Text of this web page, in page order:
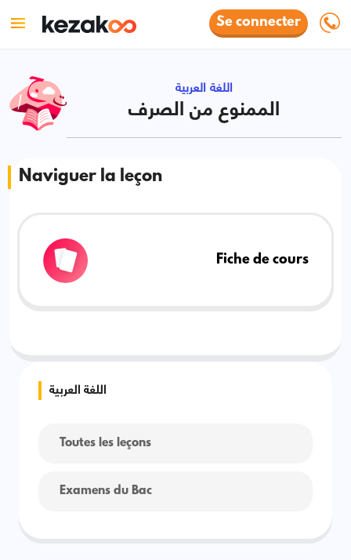
Se connecter
اللغة العربية
الممنوع من الصرف
Naviguer la leçon
Fiche de cours
اللغة العربية
Toutes les leçons
Examens du Bac